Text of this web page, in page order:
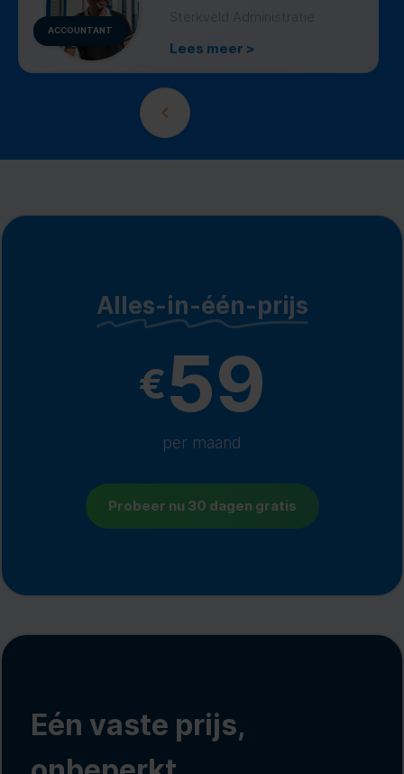
Lees meer >
ACCOUNTANT
Alles-in-één-prijs
€59
per maand
Probeer nu 30 dagen gratis
Eén vaste prijs,